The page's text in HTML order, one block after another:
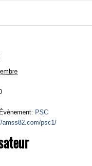
PSC
amss82.com/psc1/